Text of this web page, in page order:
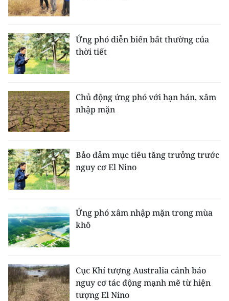
PHÁP LUẬT
DU LỊCH
THẾ GIỚI
GIÁO DỤC
KHOA HỌC - CÔNG NGHỆ
MÔI TRƯỜNG
KIỂM CHỨNG THÔNG TIN
54 DÂN TỘC VIỆT NAM
Ứng phó diễn biến bất thường của
thời tiết
Chủ động ứng phó với hạn hán, xâm
nhập mặn
Bảo đảm mục tiêu tăng trưởng trước
nguy cơ El Nino
Ứng phó xâm nhập mặn trong mùa
khô
Cục Khí tượng Australia cảnh báo
nguy cơ tác động mạnh mẽ từ hiện
tượng El Nino